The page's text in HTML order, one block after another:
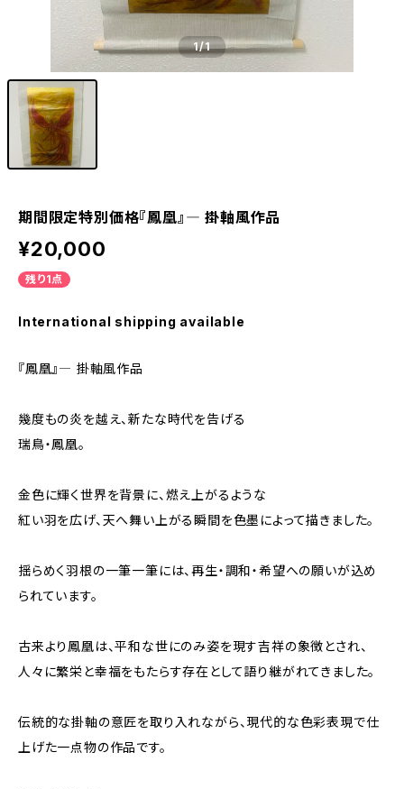
1/1
期間限定特別価格『鳳凰』― 掛軸風作品
¥20,000
残り1点
International shipping available
『鳳凰』― 掛軸風作品
幾度もの炎を越え、新たな時代を告げる
瑞鳥・鳳凰。
金色に輝く世界を背景に、燃え上がるような
紅い羽を広げ、天へ舞い上がる瞬間を色墨によって描きました。
揺らめく羽根の一筆一筆には、再生・調和・希望への願いが込め
られています。
古来より鳳凰は、平和な世にのみ姿を現す吉祥の象徴とされ、
人々に繁栄と幸福をもたらす存在として語り継がれてきました。
伝統的な掛軸の意匠を取り入れながら、現代的な色彩表現で仕
上げた一点物の作品です。